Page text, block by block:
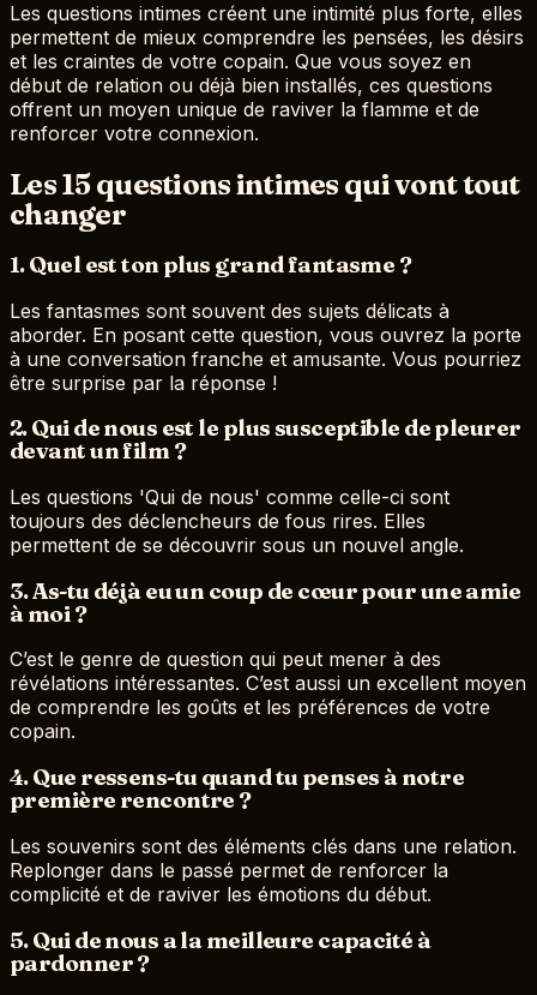
Les questions intimes créent une intimité plus forte, elles
permettent de mieux comprendre les pensées, les désirs
et les craintes de votre copain. Que vous soyez en
début de relation ou déjà bien installés, ces questions
offrent un moyen unique de raviver la flamme et de
renforcer votre connexion.
Les 15 questions intimes qui vont tout
changer
1. Quel est ton plus grand fantasme ?
Les fantasmes sont souvent des sujets délicats à
aborder. En posant cette question, vous ouvrez la porte
à une conversation franche et amusante. Vous pourriez
être surprise par la réponse !
2. Qui de nous est le plus susceptible de pleurer
devant un film ?
Les questions 'Qui de nous' comme celle-ci sont
toujours des déclencheurs de fous rires. Elles
permettent de se découvrir sous un nouvel angle.
3. As-tu déjà eu un coup de cœur pour une amie
à moi ?
C’est le genre de question qui peut mener à des
révélations intéressantes. C’est aussi un excellent moyen
de comprendre les goûts et les préférences de votre
copain.
4. Que ressens-tu quand tu penses à notre
première rencontre ?
Les souvenirs sont des éléments clés dans une relation.
Replonger dans le passé permet de renforcer la
complicité et de raviver les émotions du début.
5. Qui de nous a la meilleure capacité à
pardonner ?